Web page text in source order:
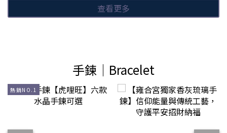
查看更多
手鍊｜Bracelet
熱銷NO.1